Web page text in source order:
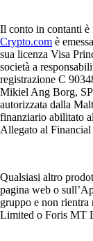
Il conto in contanti
Crypto.com è
sua licenza Visa
società a
registrazione C
Mikiel Ang Borg,
autorizzata dalla
finanziario abilitato
Allegato al
Qualsiasi altro
pagina web o
gruppo e non
Limited o Foris MT